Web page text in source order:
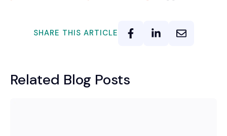
SHARE THIS ARTICLE
Related Blog Posts